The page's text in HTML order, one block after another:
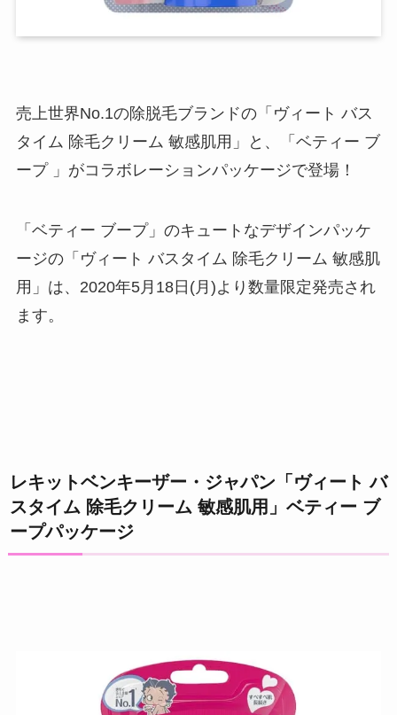
売上世界No.1の除脱毛ブランドの「ヴィート バス
タイム 除毛クリーム 敏感肌用」と、「ベティー ブ
ープ 」がコラボレーションパッケージで登場！
「ベティー ブープ」のキュートなデザインパッケ
ージの「ヴィート バスタイム 除毛クリーム 敏感肌
用」は、2020年5月18日(月)より数量限定発売され
ます。
レキットベンキーザー・ジャパン「ヴィート バ
スタイム 除毛クリーム 敏感肌用」ベティー ブ
ープパッケージ